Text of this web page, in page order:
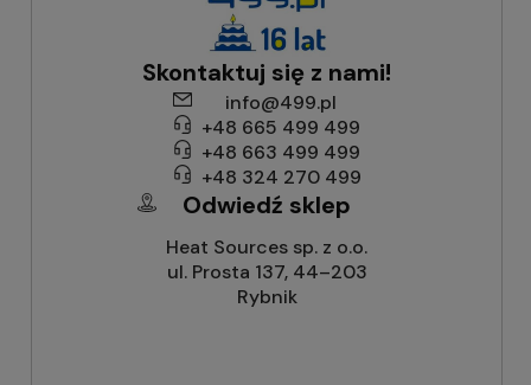
Skontaktuj się z nami!
info@499.pl
+48 665 499 499
+48 663 499 499
+48 324 270 499
Odwiedź sklep
Heat Sources sp. z o.o.
ul. Prosta 137, 44–203
Rybnik